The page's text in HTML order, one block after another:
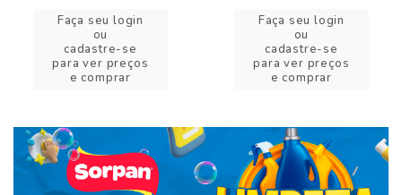
Faça seu login
ou
cadastre-se
para ver preços
e comprar
Faça seu login
ou
cadastre-se
para ver preços
e comprar